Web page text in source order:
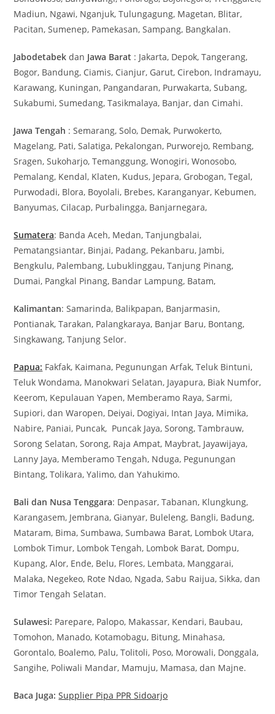
Madiun, Ngawi, Nganjuk, Tulungagung, Magetan, Blitar,
Pacitan, Sumenep, Pamekasan, Sampang, Bangkalan.
Jabodetabek dan Jawa Barat : Jakarta, Depok, Tangerang,
Bogor, Bandung, Ciamis, Cianjur, Garut, Cirebon, Indramayu,
Karawang, Kuningan, Pangandaran, Purwakarta, Subang,
Sukabumi, Sumedang, Tasikmalaya, Banjar, dan Cimahi.
Jawa Tengah : Semarang, Solo, Demak, Purwokerto,
Magelang, Pati, Salatiga, Pekalongan, Purworejo, Rembang,
Sragen, Sukoharjo, Temanggung, Wonogiri, Wonosobo,
Pemalang, Kendal, Klaten, Kudus, Jepara, Grobogan, Tegal,
Purwodadi, Blora, Boyolali, Brebes, Karanganyar, Kebumen,
Banyumas, Cilacap, Purbalingga, Banjarnegara,
Sumatera: Banda Aceh, Medan, Tanjungbalai,
Pematangsiantar, Binjai, Padang, Pekanbaru, Jambi,
Bengkulu, Palembang, Lubuklinggau, Tanjung Pinang,
Dumai, Pangkal Pinang, Bandar Lampung, Batam,
Kalimantan: Samarinda, Balikpapan, Banjarmasin,
Pontianak, Tarakan, Palangkaraya, Banjar Baru, Bontang,
Singkawang, Tanjung Selor.
Papua: Fakfak, Kaimana, Pegunungan Arfak, Teluk Bintuni,
Teluk Wondama, Manokwari Selatan, Jayapura, Biak Numfor,
Keerom, Kepulauan Yapen, Memberamo Raya, Sarmi,
Supiori, dan Waropen, Deiyai, Dogiyai, Intan Jaya, Mimika,
Nabire, Paniai, Puncak, Puncak Jaya, Sorong, Tambrauw,
Sorong Selatan, Sorong, Raja Ampat, Maybrat, Jayawijaya,
Lanny Jaya, Memberamo Tengah, Nduga, Pegunungan
Bintang, Tolikara, Yalimo, dan Yahukimo.
Bali dan Nusa Tenggara: Denpasar, Tabanan, Klungkung,
Karangasem, Jembrana, Gianyar, Buleleng, Bangli, Badung,
Mataram, Bima, Sumbawa, Sumbawa Barat, Lombok Utara,
Lombok Timur, Lombok Tengah, Lombok Barat, Dompu,
Kupang, Alor, Ende, Belu, Flores, Lembata, Manggarai,
Malaka, Negekeo, Rote Ndao, Ngada, Sabu Raijua, Sikka, dan
Timor Tengah Selatan.
Sulawesi: Parepare, Palopo, Makassar, Kendari, Baubau,
Tomohon, Manado, Kotamobagu, Bitung, Minahasa,
Gorontalo, Boalemo, Palu, Tolitoli, Poso, Morowali, Donggala,
Sangihe, Poliwali Mandar, Mamuju, Mamasa, dan Majne.
Baca Juga: Supplier Pipa PPR Sidoarjo